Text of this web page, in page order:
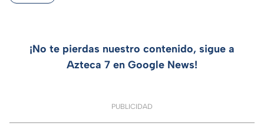
¡No te pierdas nuestro contenido, sigue a
Azteca 7 en Google News!
PUBLICIDAD